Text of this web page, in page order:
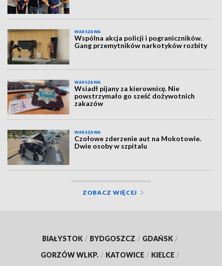
WARSZAWA
Wspólna akcja policji i pograniczników.
Gang przemytników narkotyków rozbity
WARSZAWA
Wsiadł pijany za kierownicę. Nie
powstrzymało go sześć dożywotnich
zakazów
WARSZAWA
Czołowe zderzenie aut na Mokotowie.
Dwie osoby w szpitalu
ZOBACZ WIĘCEJ
BIAŁYSTOK / BYDGOSZCZ / GDAŃSK /
GORZÓW WLKP. / KATOWICE / KIELCE /